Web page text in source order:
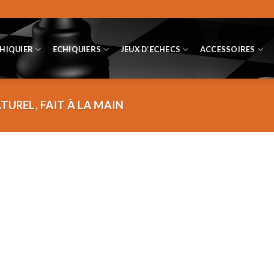
ECHIQUIERS JEUX D’ECHECS ACCESSOIRES
FAIT À LA MAIN